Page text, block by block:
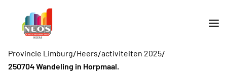
Provincie Limburg/Heers/activiteiten 2025/
250704 Wandeling in Horpmaal.